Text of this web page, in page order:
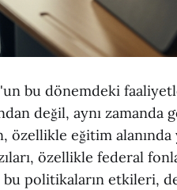
bu dönemdeki
değil, aynı zamanda
eğitim alanında
özellikle federal
bu politikaların etkileri,